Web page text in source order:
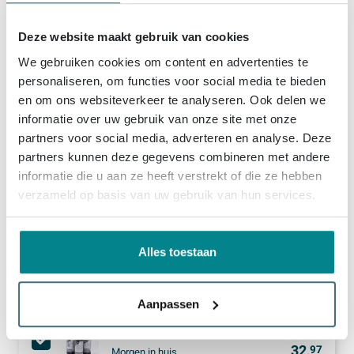
Deze website maakt gebruik van cookies
We gebruiken cookies om content en advertenties te
personaliseren, om functies voor social media te bieden
en om ons websiteverkeer te analyseren. Ook delen we
informatie over uw gebruik van onze site met onze
partners voor social media, adverteren en analyse. Deze
partners kunnen deze gegevens combineren met andere
informatie die u aan ze heeft verstrekt of die ze hebben
verzameld op basis van uw gebruik van hun services.
Alles toestaan
Aanpassen
(1)
Morgen in huis
99,
Toon meer opties
1xFortifura Calvi Handdoucheset - 22.5cm - staaf - met houder - anti-twist slang - 150cm - Chroom
Levering8 - 9 weken 108,99
Toon meer opties
1xFortifura Calvi Thermostatische Badkraan - Chroom
(1)
Morgen in huis
Fortifura Clean Reinigingsmiddelset - 3x 500ml
97